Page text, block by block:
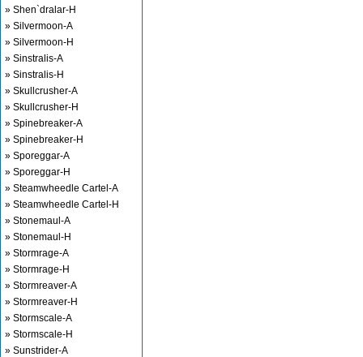
» Shen`dralar-H
» Silvermoon-A
» Silvermoon-H
» Sinstralis-A
» Sinstralis-H
» Skullcrusher-A
» Skullcrusher-H
» Spinebreaker-A
» Spinebreaker-H
» Sporeggar-A
» Sporeggar-H
» Steamwheedle Cartel-A
» Steamwheedle Cartel-H
» Stonemaul-A
» Stonemaul-H
» Stormrage-A
» Stormrage-H
» Stormreaver-A
» Stormreaver-H
» Stormscale-A
» Stormscale-H
» Sunstrider-A